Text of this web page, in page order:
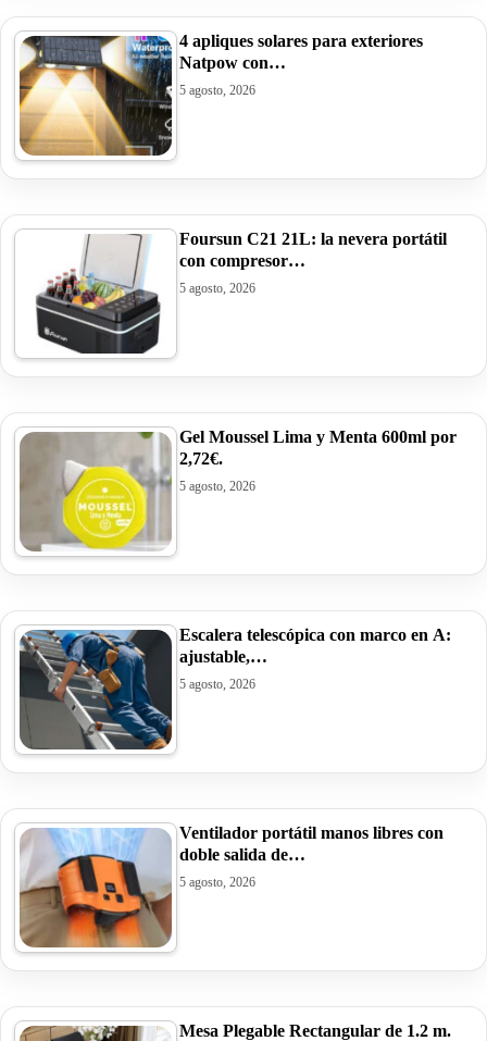
4 apliques solares para exteriores
Natpow con…
5 agosto, 2026
Foursun C21 21L: la nevera portátil
con compresor…
5 agosto, 2026
Gel Moussel Lima y Menta 600ml por
2,72€.
5 agosto, 2026
Escalera telescópica con marco en A:
ajustable,…
5 agosto, 2026
Ventilador portátil manos libres con
doble salida de…
5 agosto, 2026
Mesa Plegable Rectangular de 1.2 m.